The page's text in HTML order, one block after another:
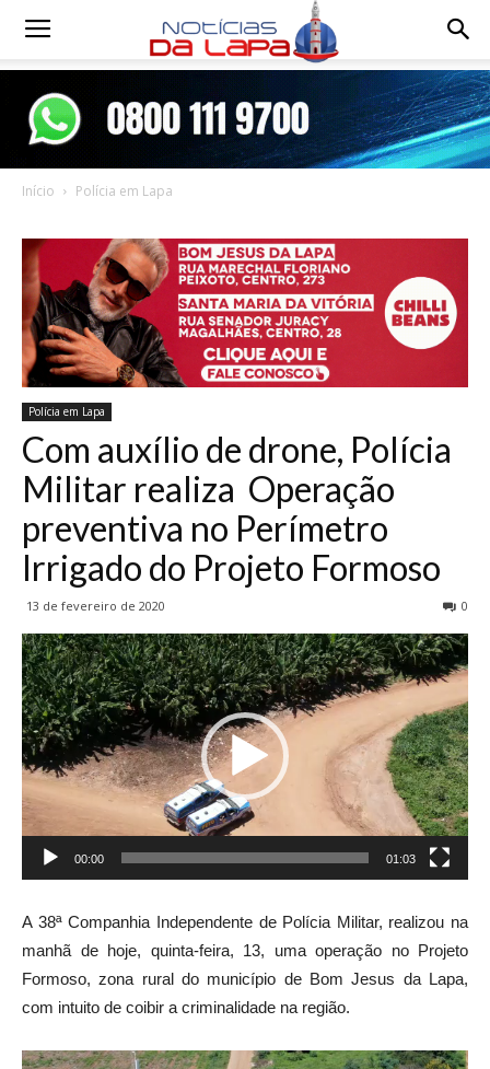
Notícias
Início Polícia em Lapa
Polícia em Lapa
Com auxílio de drone, Polícia
Militar realiza Operação
preventiva no Perímetro
Irrigado do Projeto Formoso
13 de fevereiro de 2020 0
Tocador
de
vídeo
00:00 01:03
A 38ª Companhia Independente de Polícia Militar, realizou na
manhã de hoje, quinta-feira, 13, uma operação no Projeto
Formoso, zona rural do município de Bom Jesus da Lapa,
com intuito de coibir a criminalidade na região.